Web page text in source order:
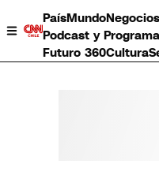
PaísMundoNegocios
Podcast y
Futuro 360Cultura